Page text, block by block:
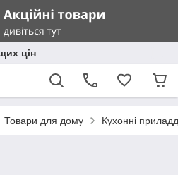
цін
Товари для дому Кухонні